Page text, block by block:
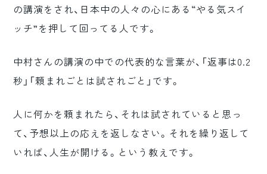
の講演をされ、日本中の人々の心にある“やる気スイ
ッチ”を押して回ってる人です。
中村さんの講演の中での代表的な言葉が、「返事は0.2
秒」「頼まれごとは試されごと」です。
人に何かを頼まれたら、それは試されていると思っ
て、予想以上の応えを返しなさい。それを繰り返して
いれば、人生が開ける。という教えです。